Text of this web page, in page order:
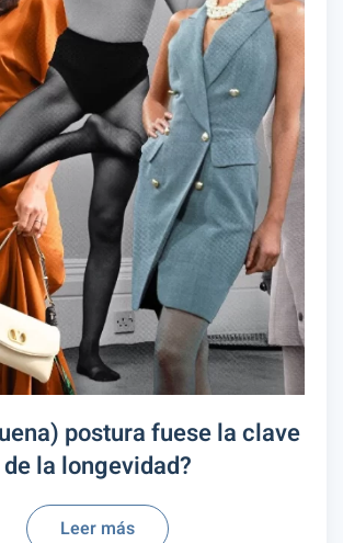
postura fuese la clave
de la longevidad?
Leer más